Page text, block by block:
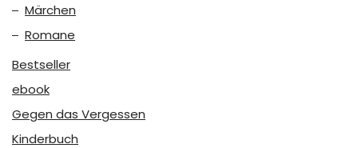
Märchen
Romane
Bestseller
ebook
Gegen das Vergessen
Kinderbuch